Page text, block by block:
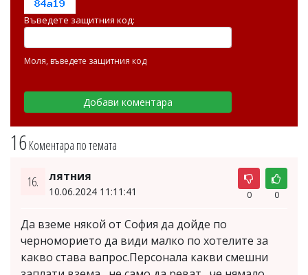
16Коментара по темата
16. лятния
10.06.2024 11:11:41 0 0
Да вземе някой от София да дойде по
черноморието да види малко по хотелите за
какво става вапрос.Персонала какви смешни
Въведете защитния код:
Моля, въведете защитния код